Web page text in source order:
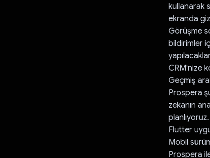
kullanarak
ekranda
Görüşme
bildirimler
CRM'nize
Geçmiş
Prospera
zekanın
planlıyoruz.
Flutter
Mobil
Prospera